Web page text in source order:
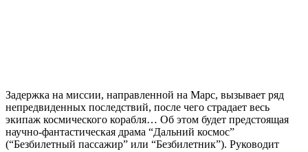
Задержка на миссии, направленной на Марс, вызывает ряд
непредвиденных последствий, после чего страдает весь
экипаж космического корабля… Об этом будет предстоящая
научно-фантастическая драма “Дальний космос”
(“Безбилетный пассажир” или “Безбилетник”). Руководит